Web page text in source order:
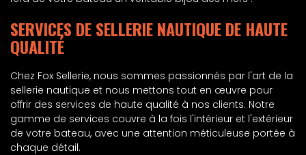
SERVICES DE SELLERIE NAUTIQUE DE HAUTE
QUALITÉ
Chez Fox Sellerie, nous sommes passionnés par l'art de la
sellerie nautique et nous mettons tout en œuvre pour
offrir des services de haute qualité à nos clients. Notre
gamme de services couvre à la fois l'intérieur et l'extérieur
de votre bateau, avec une attention méticuleuse portée à
chaque détail.